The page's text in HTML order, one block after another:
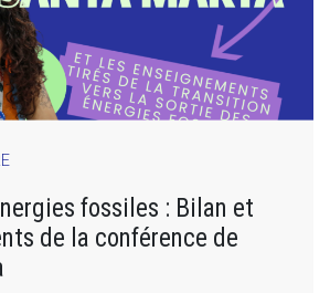
fossiles : Bilan et
de la conférence de